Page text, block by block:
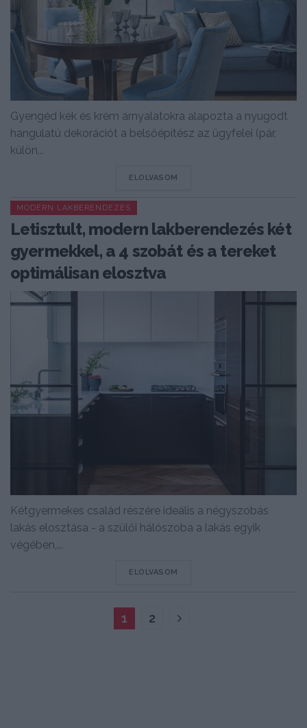
Gyengéd kék és krém árnyalatokra alapozta a nyugodt
hangulatú dekorációt a belsőépítész az ügyfelei (pár,
külön...
ELOLVASOM
MODERN LAKBERENDEZÉS
Letisztult, modern lakberendezés két
gyermekkel, a 4 szobát és a tereket
optimálisan elosztva
Kétgyermekes család részére ideális a négyszobás
lakás elosztása - a szülői hálószoba a lakás egyik
végében,...
ELOLVASOM
1 2